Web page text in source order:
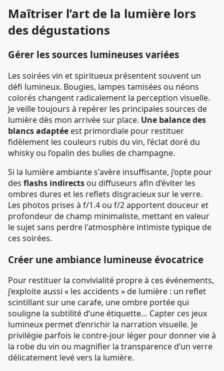
Maîtriser l’art de la lumière lors
des dégustations
Gérer les sources lumineuses variées
Les soirées vin et spiritueux présentent souvent un
défi lumineux. Bougies, lampes tamisées ou néons
colorés changent radicalement la perception visuelle.
Je veille toujours à repérer les principales sources de
lumière dès mon arrivée sur place. Une balance des
blancs adaptée est primordiale pour restituer
fidèlement les couleurs rubis du vin, l’éclat doré du
whisky ou l’opalin des bulles de champagne.
Si la lumière ambiante s'avère insuffisante, j’opte pour
des flashs indirects ou diffuseurs afin d’éviter les
ombres dures et les reflets disgracieux sur le verre.
Les photos prises à f/1.4 ou f/2 apportent douceur et
profondeur de champ minimaliste, mettant en valeur
le sujet sans perdre l'atmosphère intimiste typique de
ces soirées.
Créer une ambiance lumineuse évocatrice
Pour restituer la convivialité propre à ces événements,
j’exploite aussi « les accidents » de lumière : un reflet
scintillant sur une carafe, une ombre portée qui
souligne la subtilité d’une étiquette… Capter ces jeux
lumineux permet d’enrichir la narration visuelle. Je
privilégie parfois le contre-jour léger pour donner vie à
la robe du vin ou magnifier la transparence d’un verre
délicatement levé vers la lumière.